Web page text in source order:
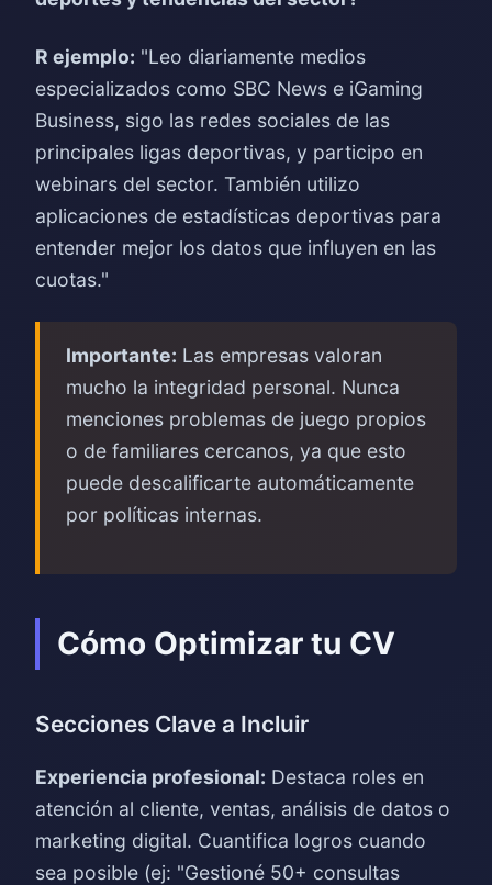
R ejemplo: "Leo diariamente medios
especializados como SBC News e iGaming
Business, sigo las redes sociales de las
principales ligas deportivas, y participo en
webinars del sector. También utilizo
aplicaciones de estadísticas deportivas para
entender mejor los datos que influyen en las
cuotas."
Importante: Las empresas valoran
mucho la integridad personal. Nunca
menciones problemas de juego propios
o de familiares cercanos, ya que esto
puede descalificarte automáticamente
por políticas internas.
Cómo Optimizar tu CV
Secciones Clave a Incluir
Experiencia profesional: Destaca roles en
atención al cliente, ventas, análisis de datos o
marketing digital. Cuantifica logros cuando
sea posible (ej: "Gestioné 50+ consultas